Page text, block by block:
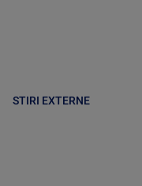
STIRI EXTERNE